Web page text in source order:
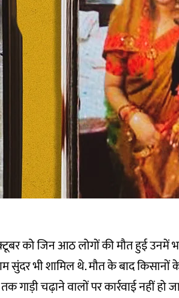
को जिन आठ लोगों की मौत हुई उनमें
सुंदर भी शामिल थे. मौत के बाद
गाड़ी चढ़ाने वालों पर कार्रवाई नहीं हो